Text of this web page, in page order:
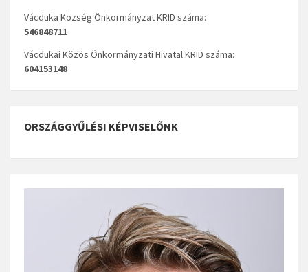
Vácduka Község Önkormányzat KRID száma:
546848711
Vácdukai Közös Önkormányzati Hivatal KRID száma:
604153148
ORSZÁGGYŰLÉSI KÉPVISELŐNK